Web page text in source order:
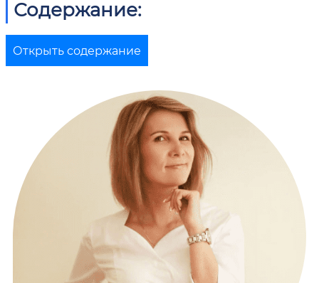
Содержание:
Открыть содержание